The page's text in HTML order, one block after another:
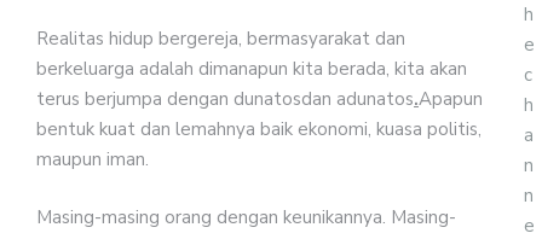
Realitas hidup bergereja, bermasyarakat dan
berkeluarga adalah dimanapun kita berada, kita akan
terus berjumpa dengan dunatosdan adunatos.Apapun
bentuk kuat dan lemahnya baik ekonomi, kuasa politis,
maupun iman.
Masing-masing orang dengan keunikannya. Masing-
h
e
c
h
a
n
n
e